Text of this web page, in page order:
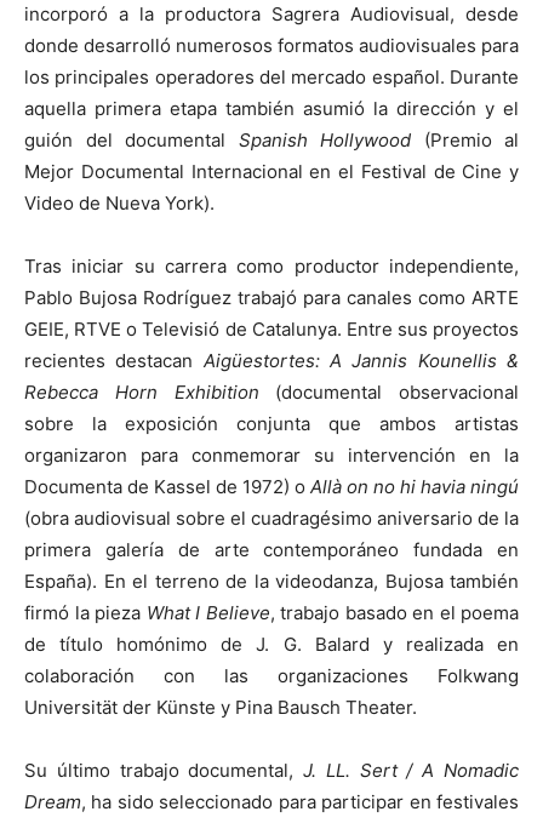
incorporó a la productora Sagrera Audiovisual, desde
donde desarrolló numerosos formatos audiovisuales para
los principales operadores del mercado español. Durante
aquella primera etapa también asumió la dirección y el
guión del documental Spanish Hollywood (Premio al
Mejor Documental Internacional en el Festival de Cine y
Video de Nueva York).
Tras iniciar su carrera como productor independiente,
Pablo Bujosa Rodríguez trabajó para canales como ARTE
GEIE, RTVE o Televisió de Catalunya. Entre sus proyectos
recientes destacan Aigüestortes: A Jannis Kounellis &
Rebecca Horn Exhibition (documental observacional
sobre la exposición conjunta que ambos artistas
organizaron para conmemorar su intervención en la
Documenta de Kassel de 1972) o Allà on no hi havia ningú
(obra audiovisual sobre el cuadragésimo aniversario de la
primera galería de arte contemporáneo fundada en
España). En el terreno de la videodanza, Bujosa también
firmó la pieza What I Believe, trabajo basado en el poema
de título homónimo de J. G. Balard y realizada en
colaboración con las organizaciones Folkwang
Universität der Künste y Pina Bausch Theater.
Su último trabajo documental,J. LL. Sert / A Nomadic
Dream, ha sido seleccionado para participar en festivales